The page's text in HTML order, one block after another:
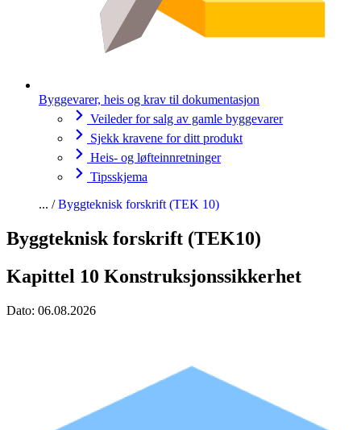
Byggevarer, heis og krav til dokumentasjon
Veileder for salg av gamle byggevarer
Sjekk kravene for ditt produkt
Heis- og løfteinnretninger
Tipsskjema
Byggteknisk forskrift (TEK 10)
Byggteknisk forskrift (TEK10)
Kapittel 10 Konstruksjonssikkerhet
Dato: 06.08.2026